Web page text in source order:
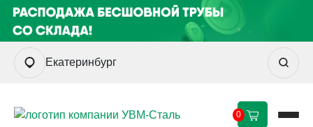
Екатеринбург
0